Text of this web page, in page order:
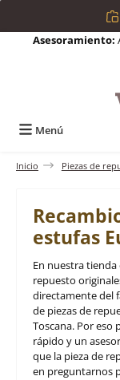
Saltar al contenido
Asesoramiento:
Menú
Inicio Piezas de
estufas
En nuestra
repuesto
directamente del
de piezas de
Toscana. Por
rápido y un
que la pieza de
en preguntarnos